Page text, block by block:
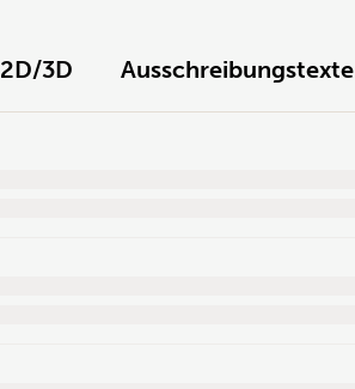
2D/3D Ausschreibungstexte